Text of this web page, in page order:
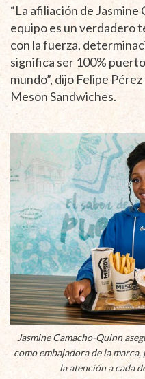
“La afiliación de
equipo es un verdadero
con la fuerza,
significa ser 100%
mundo”, dijo Felipe
Meson Sandwiches.
Jasmine Camacho-Quinn
como embajadora de la
la atención a cada